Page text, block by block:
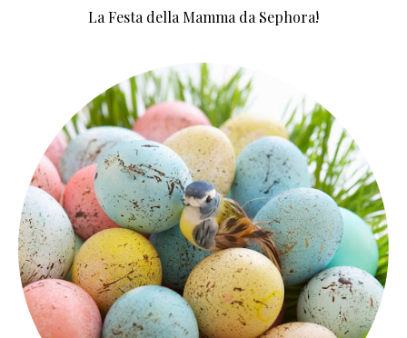
La Festa della Mamma da Sephora!